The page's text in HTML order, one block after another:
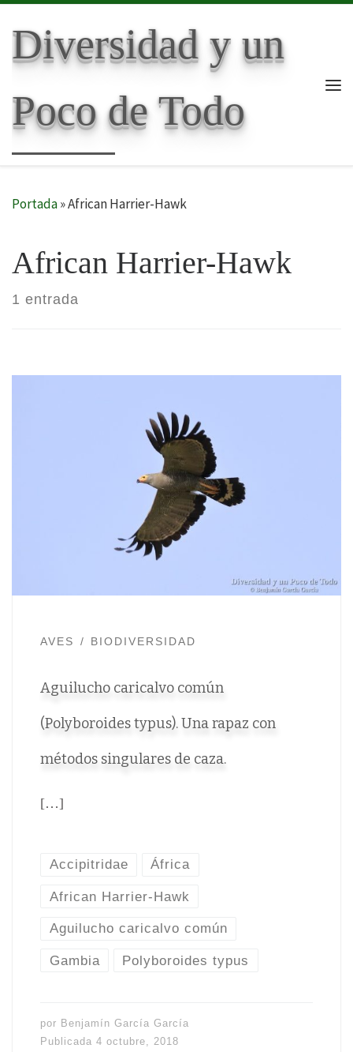
Diversidad y un
Poco de Todo
Portada»African Harrier-Hawk
African Harrier-Hawk
1 entrada
AVES BIODIVERSIDAD
Aguilucho caricalvo común
(Polyboroides typus). Una rapaz con
métodos singulares de caza.
[…]
Accipitridae África
African Harrier-Hawk
Aguilucho caricalvo común
Gambia Polyboroides typus
por Benjamín García García
Publicada 4 octubre, 2018